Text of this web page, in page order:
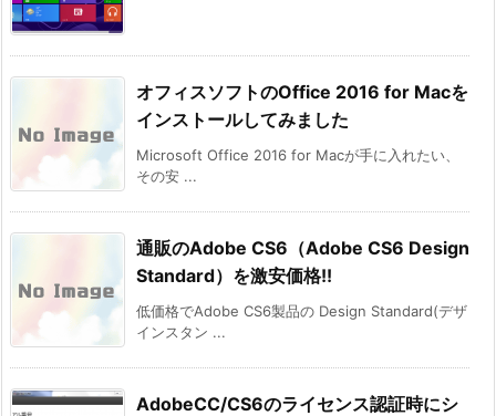
オフィスソフトのOffice 2016 for Macを
インストールしてみました
Microsoft Office 2016 for Macが手に入れたい、
その安 ...
通販のAdobe CS6（Adobe CS6 Design
Standard）を激安価格!!
低価格でAdobe CS6製品の Design Standard(デザ
インスタン ...
AdobeCC/CS6のライセンス認証時にシ